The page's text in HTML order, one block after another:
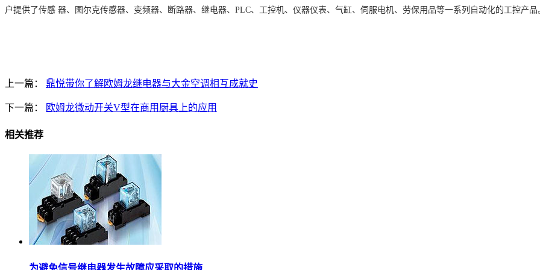
户提供了传感 器、图尔克传感器、变频器、断路器、继电器、 PLC、工控机、仪器仪表、气缸、伺服电机、劳保用品等一系列自动化的工控产品
上一篇： 鼎悦带你了解欧姆龙继电器与大金空调相互成就史
下一篇： 欧姆龙微动开关V型在商用厨具上的应用
相关推荐
为避免信号继电器发生故障应采取的措施